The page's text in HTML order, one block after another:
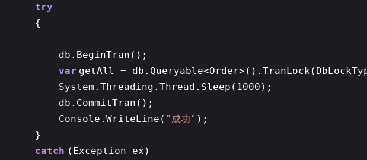
try
{
db.BeginTran();
var getAll =
System.Threading.Thread.Sleep(1000);
db.CommitTran();
Console.WriteLine( "成功" );
}
catch (Exception ex)